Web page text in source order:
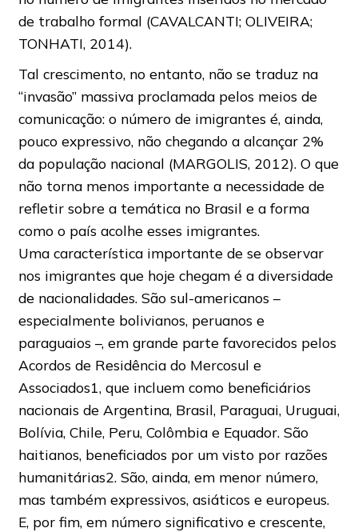
de trabalho formal (CAVALCANTI; OLIVEIRA;
TONHATI, 2014).
Tal crescimento, no entanto, não se traduz na
“invasão” massiva proclamada pelos meios de
comunicação: o número de imigrantes é, ainda,
pouco expressivo, não chegando a alcançar 2%
da população nacional (MARGOLIS, 2012). O que
não torna menos importante a necessidade de
refletir sobre a temática no Brasil e a forma
como o país acolhe esses imigrantes.
Uma característica importante de se observar
nos imigrantes que hoje chegam é a diversidade
de nacionalidades. São sul-americanos –
especialmente bolivianos, peruanos e
paraguaios –, em grande parte favorecidos pelos
Acordos de Residência do Mercosul e
Associados1, que incluem como beneficiários
nacionais de Argentina, Brasil, Paraguai, Uruguai,
Bolívia, Chile, Peru, Colômbia e Equador. São
haitianos, beneficiados por um visto por razões
humanitárias2. São, ainda, em menor número,
mas também expressivos, asiáticos e europeus.
E, por fim, em número significativo e crescente,